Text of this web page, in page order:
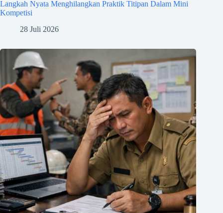
Langkah Nyata Menghilangkan Praktik Titipan Dalam Mini
Kompetisi
28 Juli 2026